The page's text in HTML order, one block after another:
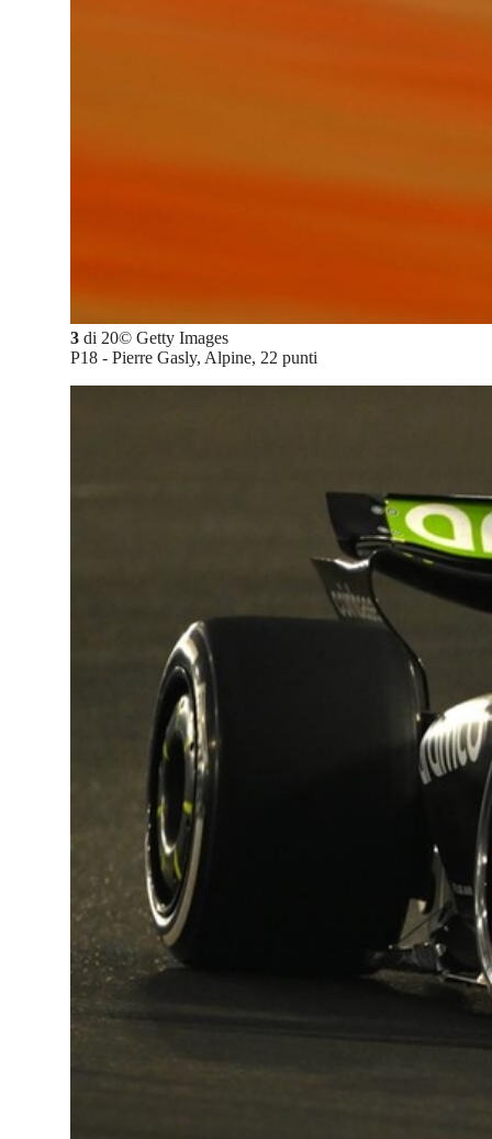
3 di 20© Getty Images
P18 - Pierre Gasly, Alpine, 22 punti